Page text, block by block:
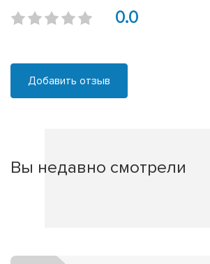
0.0
Добавить отзыв
Вы недавно смотрели